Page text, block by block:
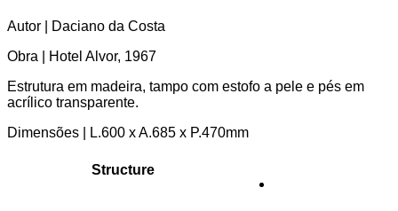
Autor | Daciano da Costa
Obra | Hotel Alvor, 1967
Estrutura em madeira, tampo com estofo a pele e pés em
acrílico transparente.
Dimensões | L.600 x A.685 x P.470mm
Structure